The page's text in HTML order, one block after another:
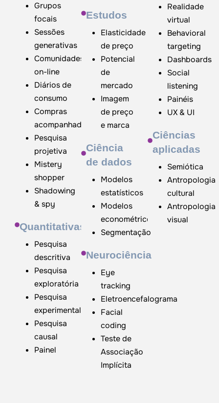
Grupos
focais
Sessões
generativas
Comunidades
on-line
Diários de
consumo
Compras
acompanhadas
Pesquisa
projetiva
Mistery
shopper
Shadowing
& spy
Quantitativas
Pesquisa
descritiva
Pesquisa
exploratória
Pesquisa
experimental
Pesquisa
causal
Painel
Estudos
Elasticidade
de preço
Potencial
de
mercado
Imagem
de preço
e marca
Ciência
de dados
Modelos
estatísticos
Modelos
econométricos
Segmentação
Neurociência
Eye
tracking
Eletroencefalograma
Facial
coding
Teste de
Associação
Implícita
Realidade
virtual
Behavioral
targeting
Dashboards
Social
listening
Painéis
UX & UI
Ciências
aplicadas
Semiótica
Antropologia
cultural
Antropologia
visual